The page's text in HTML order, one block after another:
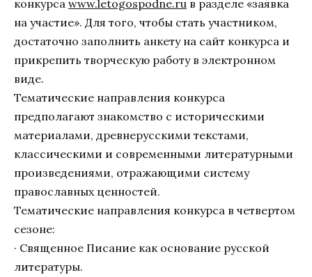
конкурса www.letogospodne.ru в разделе «заявка
на участие». Для того, чтобы стать участником,
достаточно заполнить анкету на сайт конкурса и
прикрепить творческую работу в электронном
виде.
Тематические направления конкурса
предполагают знакомство с историческими
материалами, древнерусскими текстами,
классическими и современными литературными
произведениями, отражающими систему
православных ценностей.
Тематические направления конкурса в четвертом
сезоне:
· Священное Писание как основание русской
литературы.